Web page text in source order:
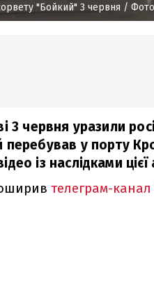
"Бойкий" 3 червня / Фото
3 червня уразили
перебував у порту
із наслідками цієї
телеграм-